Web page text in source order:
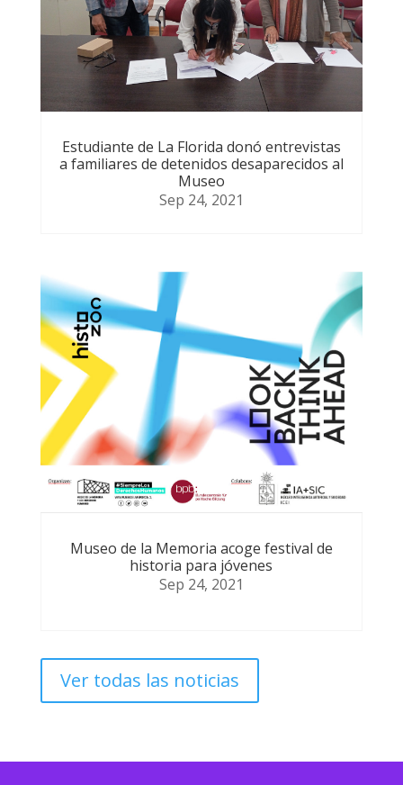
Estudiante de La Florida donó entrevistas
a familiares de detenidos desaparecidos al
Museo
Sep 24, 2021
Museo de la Memoria acoge festival de
historia para jóvenes
Sep 24, 2021
Ver todas las noticias